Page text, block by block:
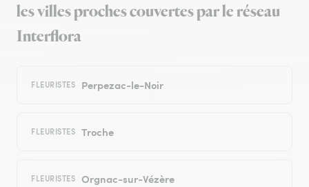
les villes proches couvertes par le réseau
Interflora
FLEURISTES Perpezac-le-Noir
FLEURISTES Troche
FLEURISTES Orgnac-sur-Vézère